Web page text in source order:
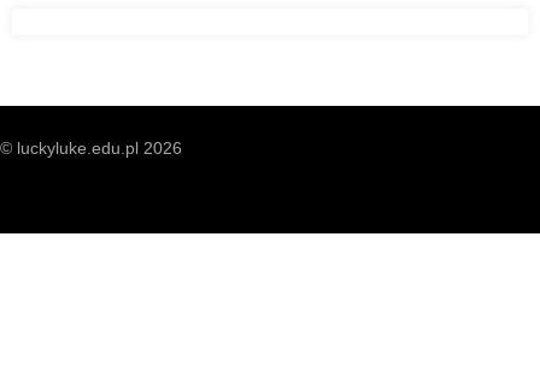
© luckyluke.edu.pl 2026